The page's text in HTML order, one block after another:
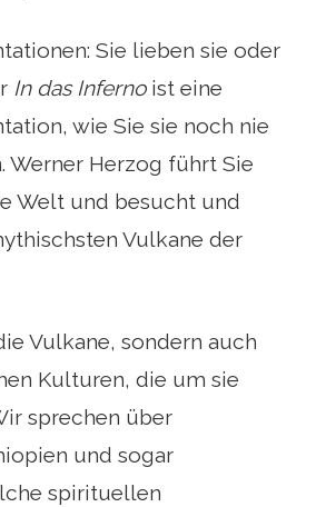
Sie lieben sie oder
In das Infernoist eine
wie Sie sie noch nie
Werner Herzog führt Sie
Welt und besucht und
Vulkane der
Vulkane, sondern auch
Kulturen, die um sie
sprechen über
und sogar
spirituellen